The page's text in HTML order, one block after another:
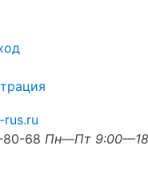
68 Пн—Пт